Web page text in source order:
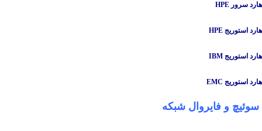
هارد سرور HPE
هارد استوریج HPE
هارد استوریج IBM
هارد استوریج EMC
سوئیچ و فایروال شبکه